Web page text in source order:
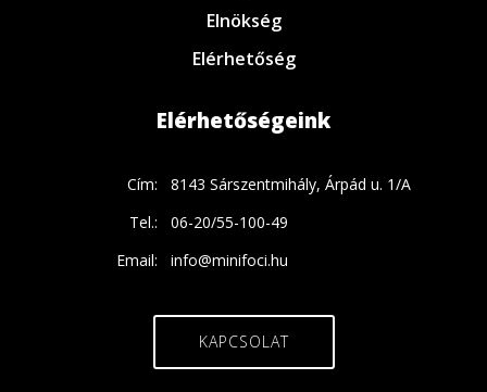
Elnökség
Elérhetőség
Elérhetőségeink
Cím:
8143 Sárszentmihály, Árpád u. 1/A
Tel.:
06-20/55-100-49
Email:
info@minifoci.hu
KAPCSOLAT